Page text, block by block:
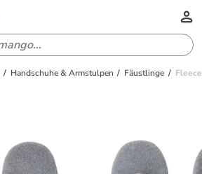
Handschuhe & Armstulpen Fäustlinge